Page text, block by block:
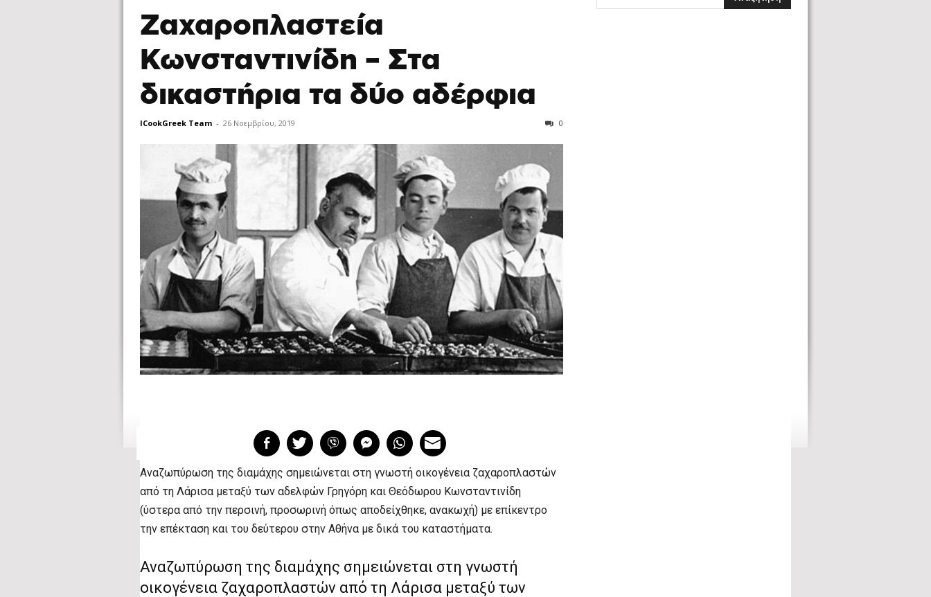
Ζαχαροπλαστεία
Κωνσταντινίδη – Στα
δικαστήρια τα δύο αδέρφια
ICookGreek Team - 26 Νοεμβρίου, 2019 0
Αναζωπύρωση της διαμάχης σημειώνεται στη γνωστή οικογένεια ζαχαροπλαστών
από τη Λάρισα μεταξύ των αδελφών Γρηγόρη και Θεόδωρου Κωνσταντινίδη
(ύστερα από την περσινή, προσωρινή όπως αποδείχθηκε, ανακωχή) με επίκεντρο
την επέκταση και του δεύτερου στην Αθήνα με δικά του καταστήματα.
Αναζωπύρωση της διαμάχης σημειώνεται στη γνωστή
οικογένεια ζαχαροπλαστών από τη Λάρισα μεταξύ των